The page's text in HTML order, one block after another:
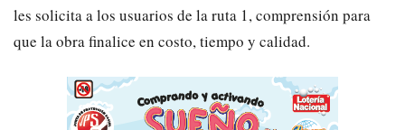
les solicita a los usuarios de la ruta 1, comprensión para
que la obra finalice en costo, tiempo y calidad.